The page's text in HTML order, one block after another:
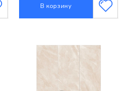
В корзину